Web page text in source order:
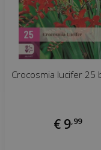
Crocosmia lucifer 25
€ 9, 99